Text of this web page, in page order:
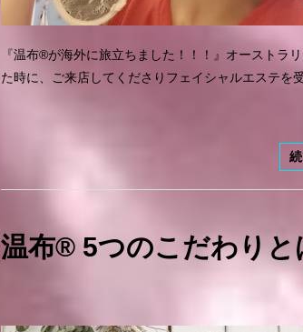
『温布®︎が海外に旅立ちました！！！』オーストラ
た時に、ご来店してくださりフェイシャルエステを
温布® 5つのこだわりと